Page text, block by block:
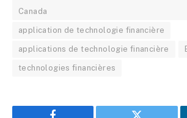
Canada
application de technologie financière
applications de technologie financière
technologies financières